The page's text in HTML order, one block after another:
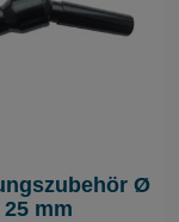
Ø
25 mm